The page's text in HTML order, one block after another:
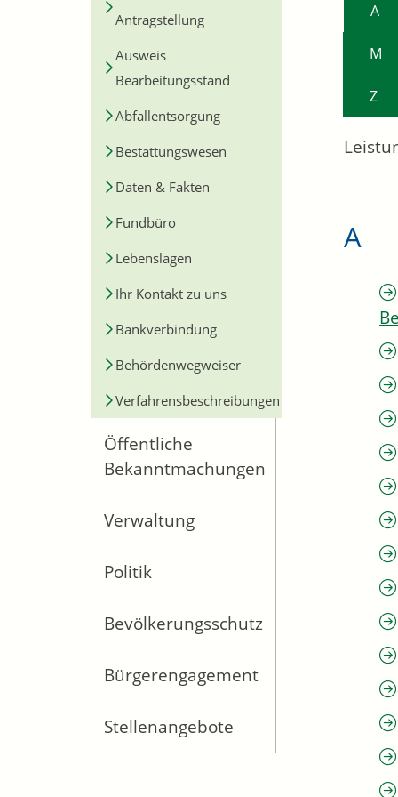
Antragstellung
Ausweis
Bearbeitungsstand
Abfallentsorgung
Bestattungswesen
Daten & Fakten
Fundbüro
Lebenslagen
Ihr Kontakt zu uns
Bankverbindung
Behördenwegweiser
Verfahrensbeschreibungen
Öffentliche
Bekanntmachungen
Verwaltung
Politik
Bevölkerungsschutz
Bürgerengagement
Stellenangebote
A
M
Z
A